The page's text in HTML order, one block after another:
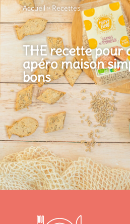
Accueil»Recettes
THE recette pour
apéro maison
bons